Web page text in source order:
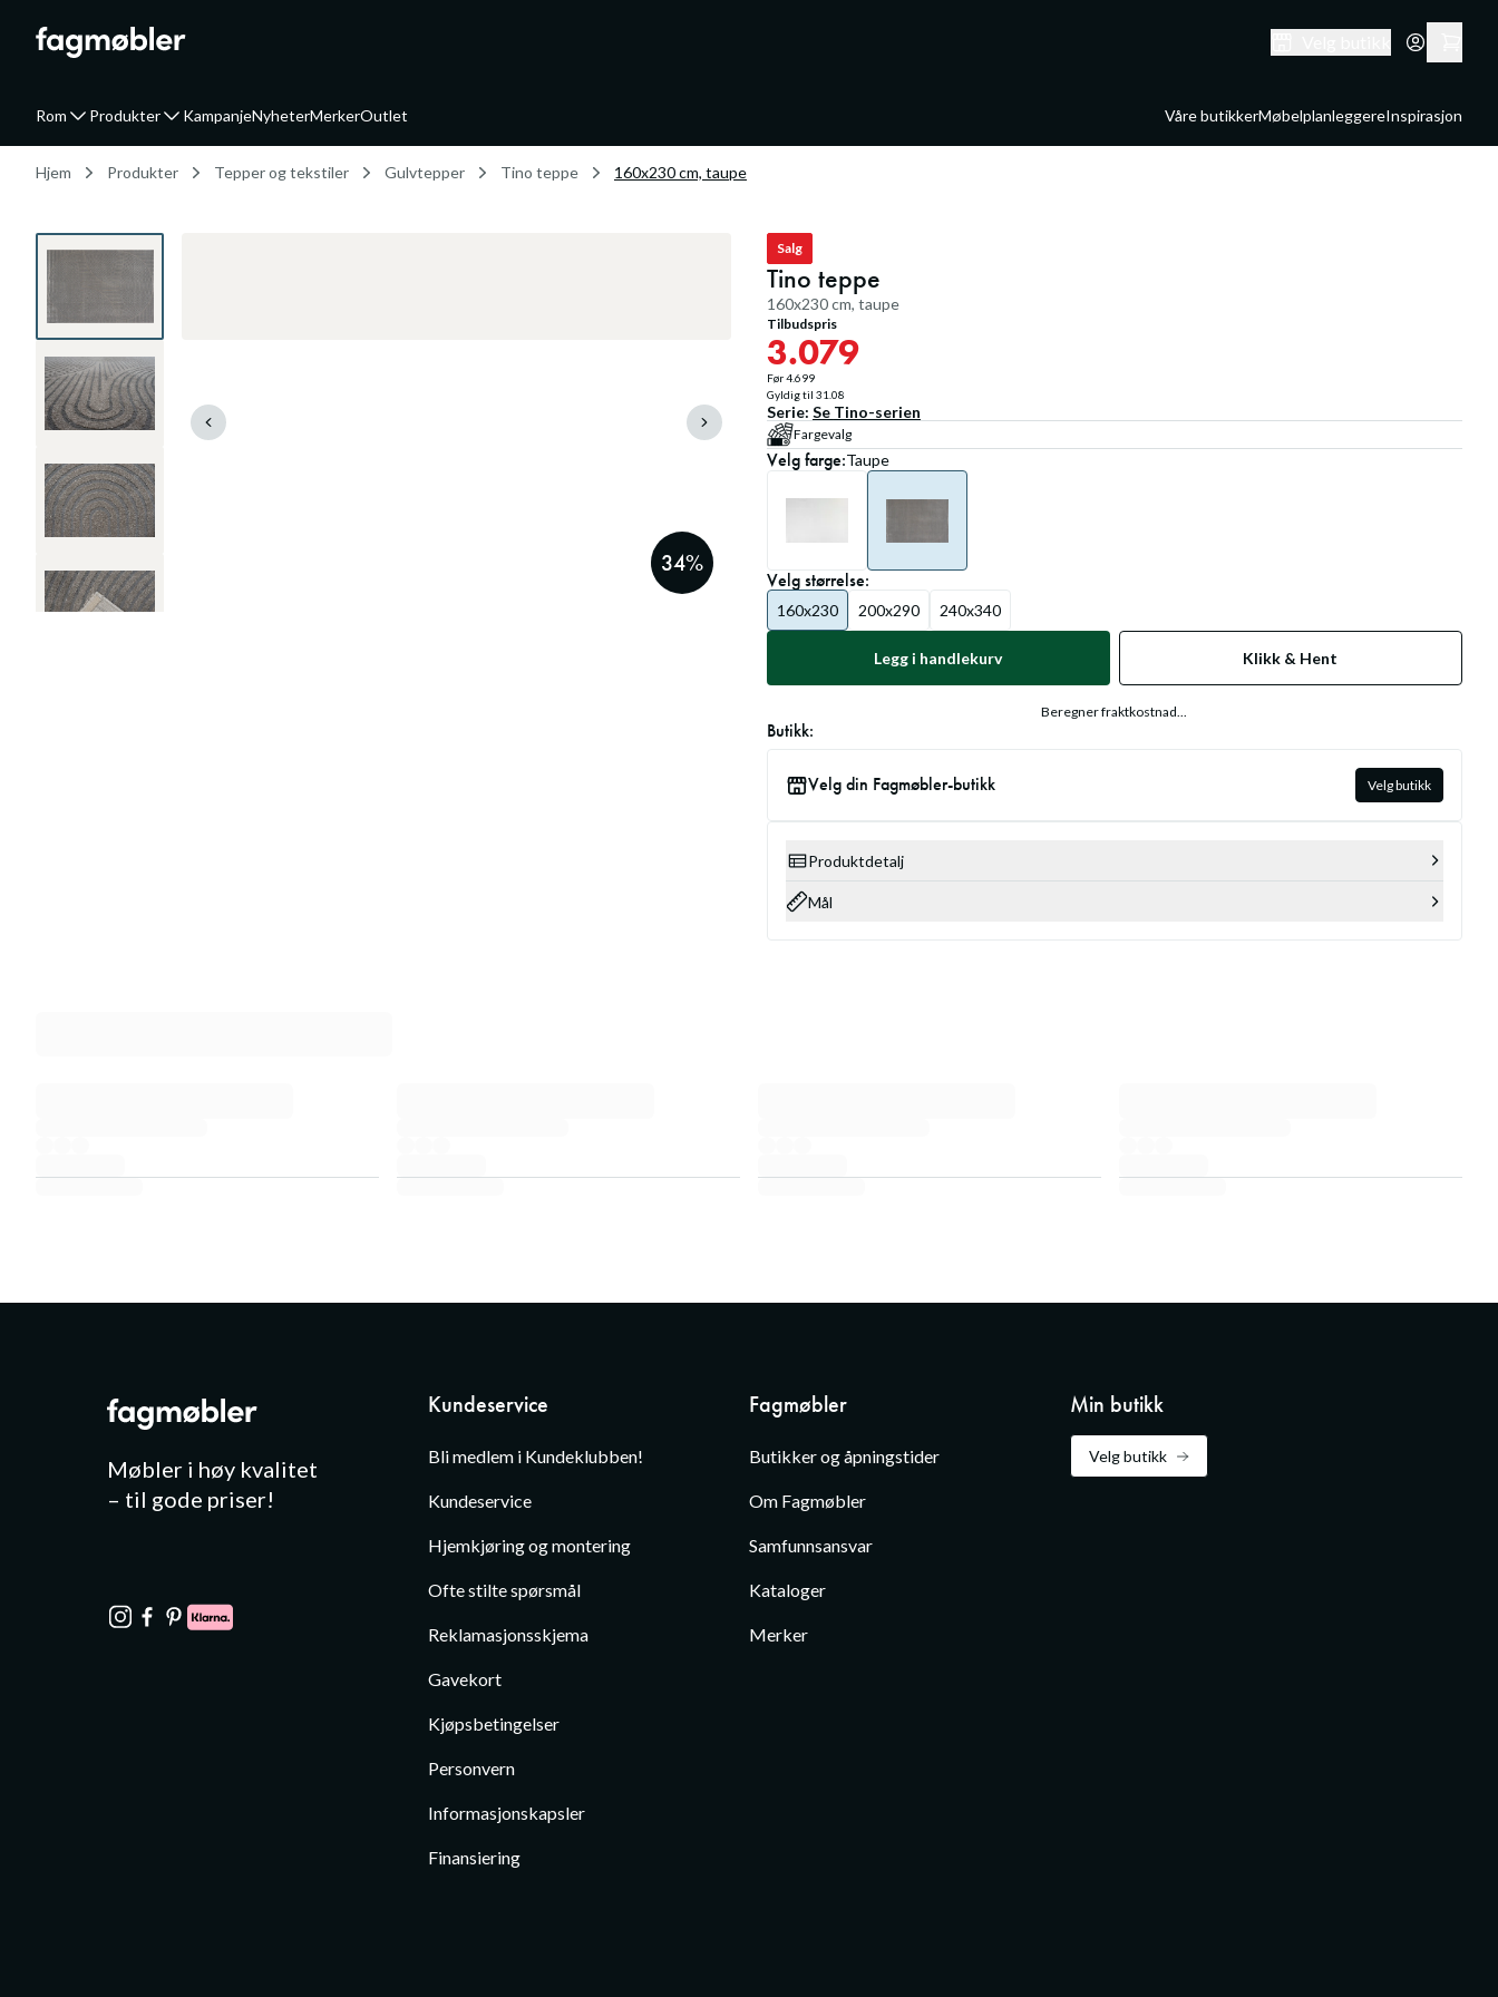
Rom Produkter KampanjeNyheterMerkerOutlet Våre butikkerMøbelplanleggereInspirasjon
Hjem Produkter Tepper og tekstiler Gulvtepper Tino teppe 160x230 cm, taupe
34%
Salg
Tino teppe
160x230 cm, taupe
Tilbudspris
3.079
Før4.699
Gyldig til 31.08
Serie: Se Tino-serien
Fargevalg
Velgfarge:Taupe
Velgstørrelse:
160x230 200x290 240x340
Legg i handlekurv Klikk & Hent
Beregner fraktkostnad...
Butikk:
Velg din Fagmøbler-butikk Velg butikk
Produktdetalj
Mål
Møbler i høy kvalitet
– til gode priser!
Kundeservice
Bli medlem i Kundeklubben!
Kundeservice
Hjemkjøring og montering
Ofte stilte spørsmål
Reklamasjonsskjema
Gavekort
Kjøpsbetingelser
Personvern
Informasjonskapsler
Finansiering
Fagmøbler
Butikker og åpningstider
Om Fagmøbler
Samfunnsansvar
Kataloger
Merker
Min butikk
Velg butikk